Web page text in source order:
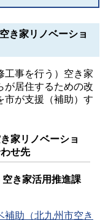
き家リノベーショ
事を行う）空き家
が居住するための改
市が支援（補助）す
家リノベーショ
せ先
き家活用推進課
補助（北九州市空き